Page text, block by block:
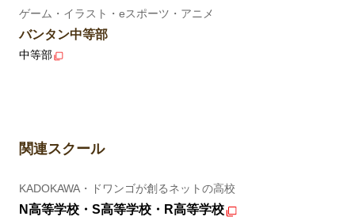
ゲーム・イラスト・eスポーツ・アニメ
バンタン中等部
中等部
関連スクール
KADOKAWA・ドワンゴが創るネットの高校
N高等学校・S高等学校・R高等学校